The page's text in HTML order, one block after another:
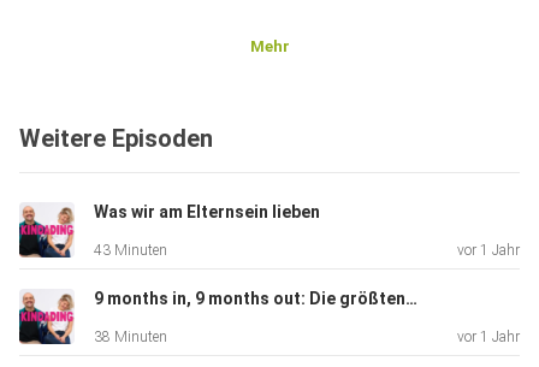
Mehr
Weitere Episoden
Was wir am Elternsein lieben
43 Minuten vor 1 Jahr
9 months in, 9 months out: Die größten Learnings – mit Ariana Barborie
38 Minuten vor 1 Jahr